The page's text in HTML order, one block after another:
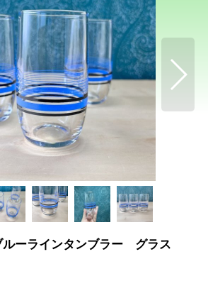
ーラインタンブラー グラス